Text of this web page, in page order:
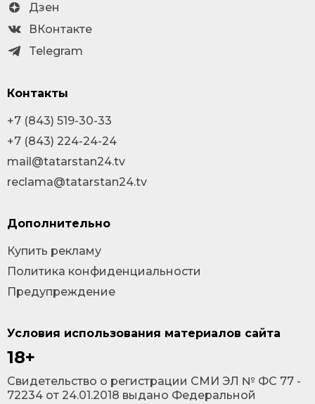
Условия использования материалов сайта
18+
Cвидетельство о регистрации СМИ ЭЛ № ФС 77 -
72234 от 24.01.2018 выдано Федеральной
Дзен
ВКонтакте
Telegram
Контакты
+7 (843) 519-30-33
+7 (843) 224-24-24
mail@tatarstan24.tv
reclama@tatarstan24.tv
Дополнительно
Купить рекламу
Политика конфиденциальности
Предупреждение